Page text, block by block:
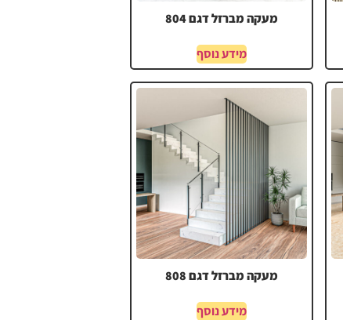
מעקה מברזל דגם 804
מידע נוסף
מעקה מברזל דגם 808
מידע נוסף